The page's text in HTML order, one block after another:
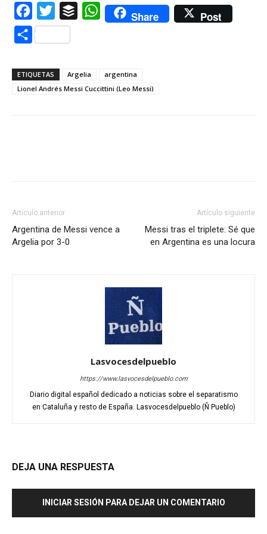
Facebook
Twitter Buffer WhatsAppShare Post
Compartir
ETIQUETAS Argelia
argentina
Lionel Andrés Messi Cuccittini (Leo Messi)
Artículo anterior
Argentina de Messi vence a
Argelia por 3-0
Artículo siguiente
Messi tras el triplete: Sé que
en Argentina es una locura
Lasvocesdelpueblo
https://www.lasvocesdelpueblo.com
Diario digital español dedicado a noticias sobre el separatismo
en Cataluña y resto de España. Lasvocesdelpueblo (Ñ Pueblo)
DEJA UNA RESPUESTA
INICIAR SESIÓN PARA DEJAR UN COMENTARIO